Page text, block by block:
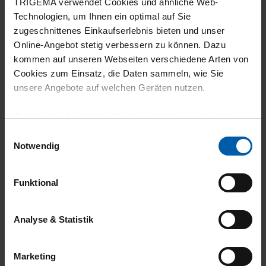
Technologien, um Ihnen ein optimal auf Sie
zugeschnittenes Einkaufserlebnis bieten und unser
Online-Angebot stetig verbessern zu können. Dazu
kommen auf unseren Webseiten verschiedene Arten von
Cookies zum Einsatz, die Daten sammeln, wie Sie
unsere Angebote auf welchen Geräten nutzen.
Technisch erforderliche Cookies sind eine notwendige
grundlegende Funktionen wie etwa zur Auswahl und
gewährleisten.
Für die Darstellung personalisierter Angebote, Anzeigen
und Inhalte aufgrund Ihres Nutzerverhaltens und Ihres
Zwecke zur Analyse und Optimierung unserer
Notwendig
Funktional
Analyse & Statistik
Marketing
5
T-Shirt hat eine sehr gute Qualität. Es hält
viele Wäschen ohne Qualitätsverlust aus.
Das TShrt ist genauso wie wir es gewollt
23.07.2026